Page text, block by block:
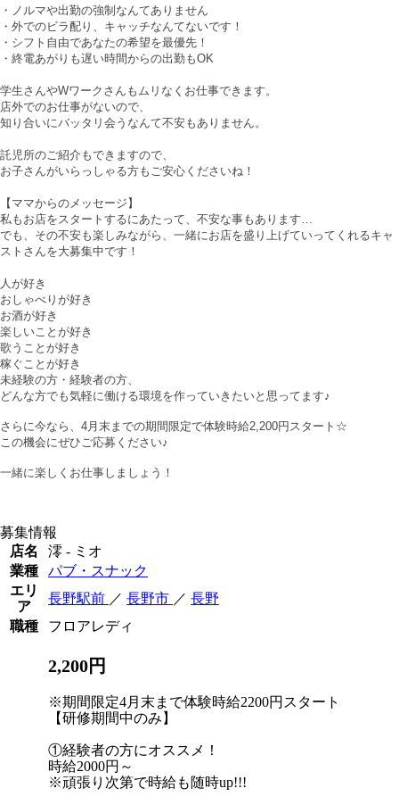
・ノルマや出勤の強制なんてありません
・外でのビラ配り、キャッチなんてないです！
・シフト自由であなたの希望を最優先！
・終電あがりも遅い時間からの出勤もOK
学生さんやWワークさんもムリなくお仕事できます。
店外でのお仕事がないので、
知り合いにバッタリ会うなんて不安もありません。
託児所のご紹介もできますので、
お子さんがいらっしゃる方もご安心くださいね！
【ママからのメッセージ】
私もお店をスタートするにあたって、不安な事もあります…
でも、その不安も楽しみながら、一緒にお店を盛り上げていってくれるキャ
ストさんを大募集中です！
人が好き
おしゃべりが好き
お酒が好き
楽しいことが好き
歌うことが好き
稼ぐことが好き
未経験の方・経験者の方、
どんな方でも気軽に働ける環境を作っていきたいと思ってます♪
さらに今なら、4月末までの期間限定で体験時給2,200円スタート☆
この機会にぜひご応募ください♪
一緒に楽しくお仕事しましょう！
募集情報
店名
澪 - ミオ
業種
パブ・スナック
エリ
ア
長野駅前 ／ 長野市 ／ 長野
職種
フロアレディ
2,200円
※期間限定4月末まで体験時給2200円スタート
【研修期間中のみ】
①経験者の方にオススメ！
時給2000円～
※頑張り次第で時給も随時up!!!